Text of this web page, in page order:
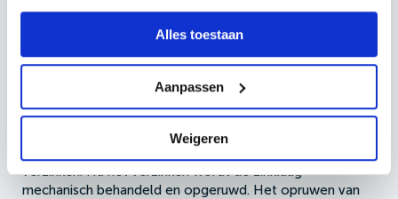
Alles toestaan
Aanpassen
Weigeren
Hoe wordt de poort
behandeld?
Draaipoort Regge wordt volbad verzinkt volgens NEN-
EN-ISO 1461. Dat houdt in dat de poort wordt
ondergedompeld in een zinkbad van 440-460 °C
waardoor het roestwerende zink op alle plekken hecht.
verzinken. Na het verzinken wordt de zinklaag
mechanisch behandeld en opgeruwd. Het opruwen van